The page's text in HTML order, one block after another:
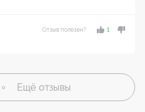
Отзыв полезен? 1
Ещё отзывы